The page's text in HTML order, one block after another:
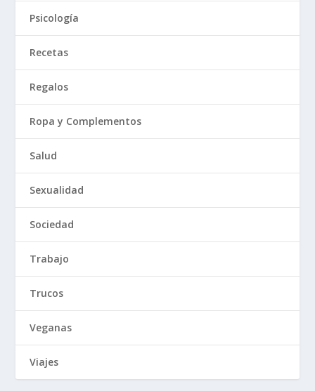
Psicología
Recetas
Regalos
Ropa y Complementos
Salud
Sexualidad
Sociedad
Trabajo
Trucos
Veganas
Viajes